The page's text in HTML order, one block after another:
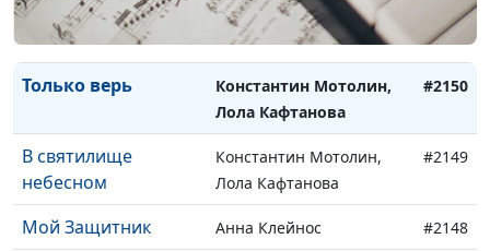
Золото небес
Константин Мотолин,
Лола Кафтанова
#2151
Только верь
Константин Мотолин,
Лола Кафтанова
#2150
В святилище
небесном
Константин Мотолин,
Лола Кафтанова
#2149
Мой Защитник Анна Клейнос #2148